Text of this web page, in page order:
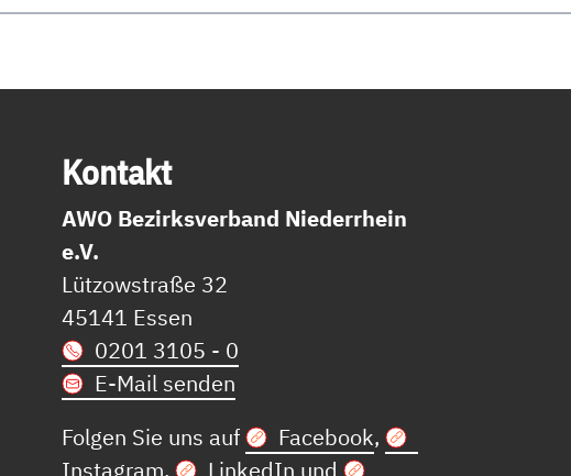
Kon­takt
AWO Bezirksverband Niederrhein
e.V.
Lützowstraße 32
45141 Essen
0201 3105 - 0
E-Mail senden
Folgen Sie uns auf
Facebook,